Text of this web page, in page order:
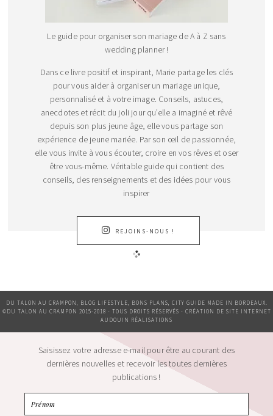
Le guide pour organiser son mariage de A à Z sans
wedding planner !
Dans ce livre positif et inspirant, Marie partage les clés
pour vous aider à organiser un mariage unique,
personnalisé et à votre image. Conseils, astuces,
anecdotes et récit du joli jour qu’elle a imaginé et rêvé
depuis son plus jeune âge, elle vous partage son
expérience de jeune mariée. Par son œil de passionnée,
elle vous invite à vous écouter, croire en vos rêves et oser
être vous-même. Véritable guide qui contient des
conseils, des renseignements et des idées pour vous
inspirer
REJOINS-NOUS !
DU TALON AU CRAMPON, BLOG LIFESTYLE, BONS PLANS, CITY GUIDE MADE IN BORDEAUX.
©DU TALON AU CRAMPON 2015-2018 - TOUS DROITS RÉSERVÉS - CRÉATION DE SITE INTERNET
AUDOUIN RÉALISATIONS
Saisissez votre adresse e-mail pour être au courant des
dernières nouvelles et recevoir les toutes dernières
publications !